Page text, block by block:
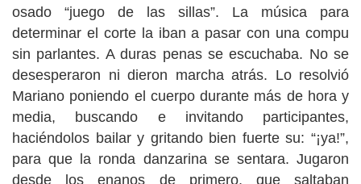
osado “juego de las sillas”. La música para
determinar el corte la iban a pasar con una compu
sin parlantes. A duras penas se escuchaba. No se
desesperaron ni dieron marcha atrás. Lo resolvió
Mariano poniendo el cuerpo durante más de hora y
media, buscando e invitando participantes,
haciéndolos bailar y gritando bien fuerte su: “¡ya!”,
para que la ronda danzarina se sentara. Jugaron
desde los enanos de primero, que saltaban